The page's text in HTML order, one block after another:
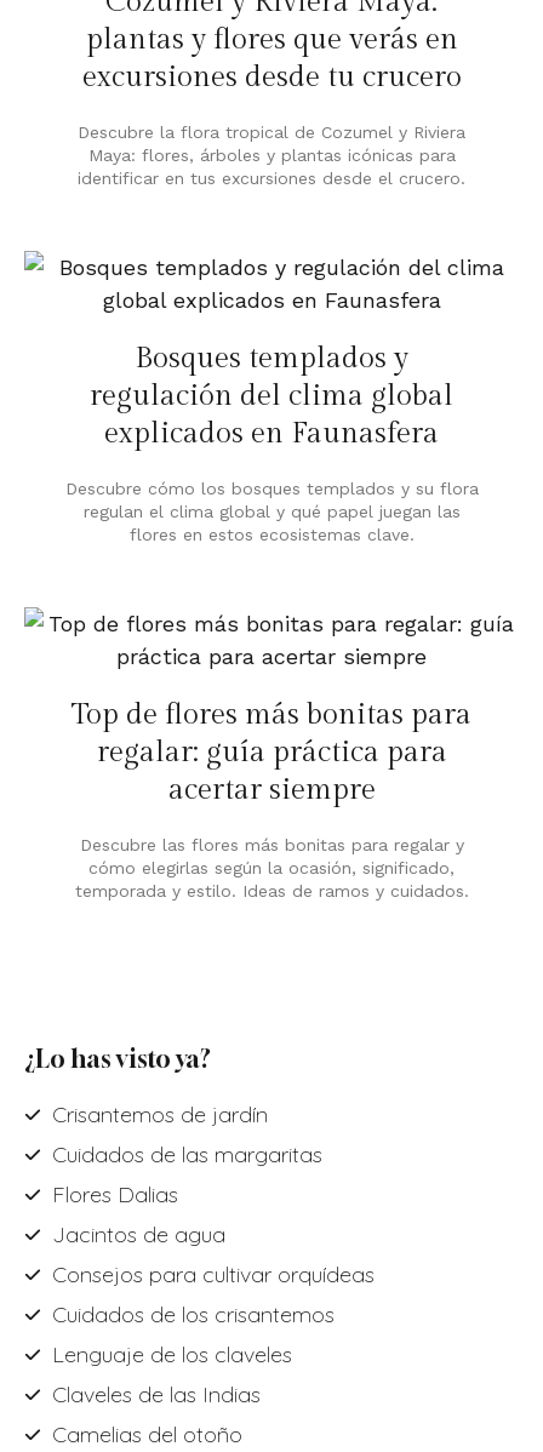
plantas y flores que verás en
excursiones desde tu crucero
Descubre la flora tropical de Cozumel y Riviera
Maya: flores, árboles y plantas icónicas para
identificar en tus excursiones desde el crucero.
Bosques templados y
regulación del clima global
explicados en Faunasfera
Descubre cómo los bosques templados y su flora
regulan el clima global y qué papel juegan las
flores en estos ecosistemas clave.
Top de flores más bonitas para
regalar: guía práctica para
acertar siempre
Descubre las flores más bonitas para regalar y
cómo elegirlas según la ocasión, significado,
temporada y estilo. Ideas de ramos y cuidados.
¿Lo has visto ya?
Crisantemos de jardín
Cuidados de las margaritas
Flores Dalias
Jacintos de agua
Consejos para cultivar orquídeas
Cuidados de los crisantemos
Lenguaje de los claveles
Claveles de las Indias
Camelias del otoño